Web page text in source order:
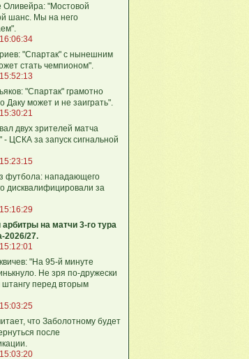
Оливейра: "Мостовой
шанс. Мы на него
"Спартак" с нынешним
стать чемпионом".
"Спартак" грамотно
Даку может и не заиграть".
двух зрителей матча
- ЦСКА за запуск сигнальной
футбола: нападающего
дисквалифицировали за
на матчи 3-го тура
2026/27.
"На 95‑й минуте
Не зря по‑дружески
штангу перед вторым
что Заболотному будет
после